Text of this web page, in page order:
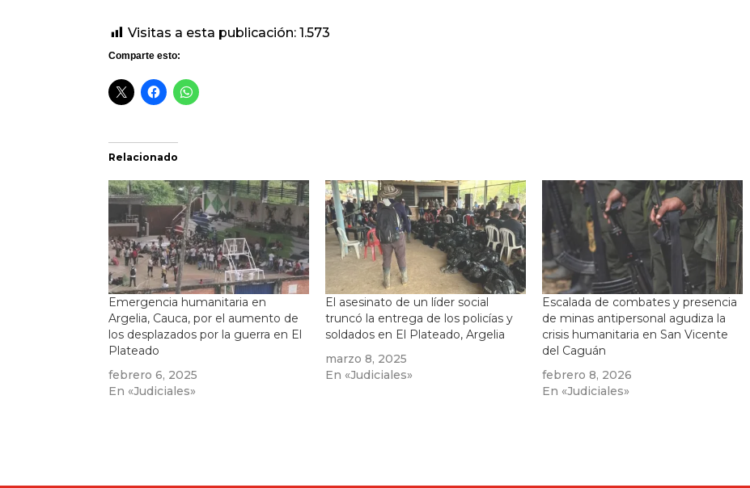
Visitas a esta publicación: 1.573
Comparte esto:
Relacionado
Emergencia humanitaria en
Argelia, Cauca, por el aumento de
los desplazados por la guerra en El
Plateado
febrero 6, 2025
En «Judiciales»
El asesinato de un líder social
truncó la entrega de los policías y
soldados en El Plateado, Argelia
marzo 8, 2025
En «Judiciales»
Escalada de combates y presencia
de minas antipersonal agudiza la
crisis humanitaria en San Vicente
del Caguán
febrero 8, 2026
En «Judiciales»